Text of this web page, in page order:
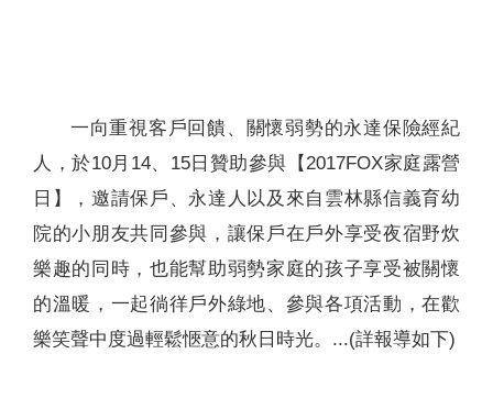
一向重視客戶回饋、關懷弱勢的永達保險經紀
人，於10月14、15日贊助參與【2017FOX家庭露營
日】，邀請保戶、永達人以及來自雲林縣信義育幼
院的小朋友共同參與，讓保戶在戶外享受夜宿野炊
樂趣的同時，也能幫助弱勢家庭的孩子享受被關懷
的溫暖，一起徜徉戶外綠地、參與各項活動，在歡
樂笑聲中度過輕鬆愜意的秋日時光。...(詳報導如下)